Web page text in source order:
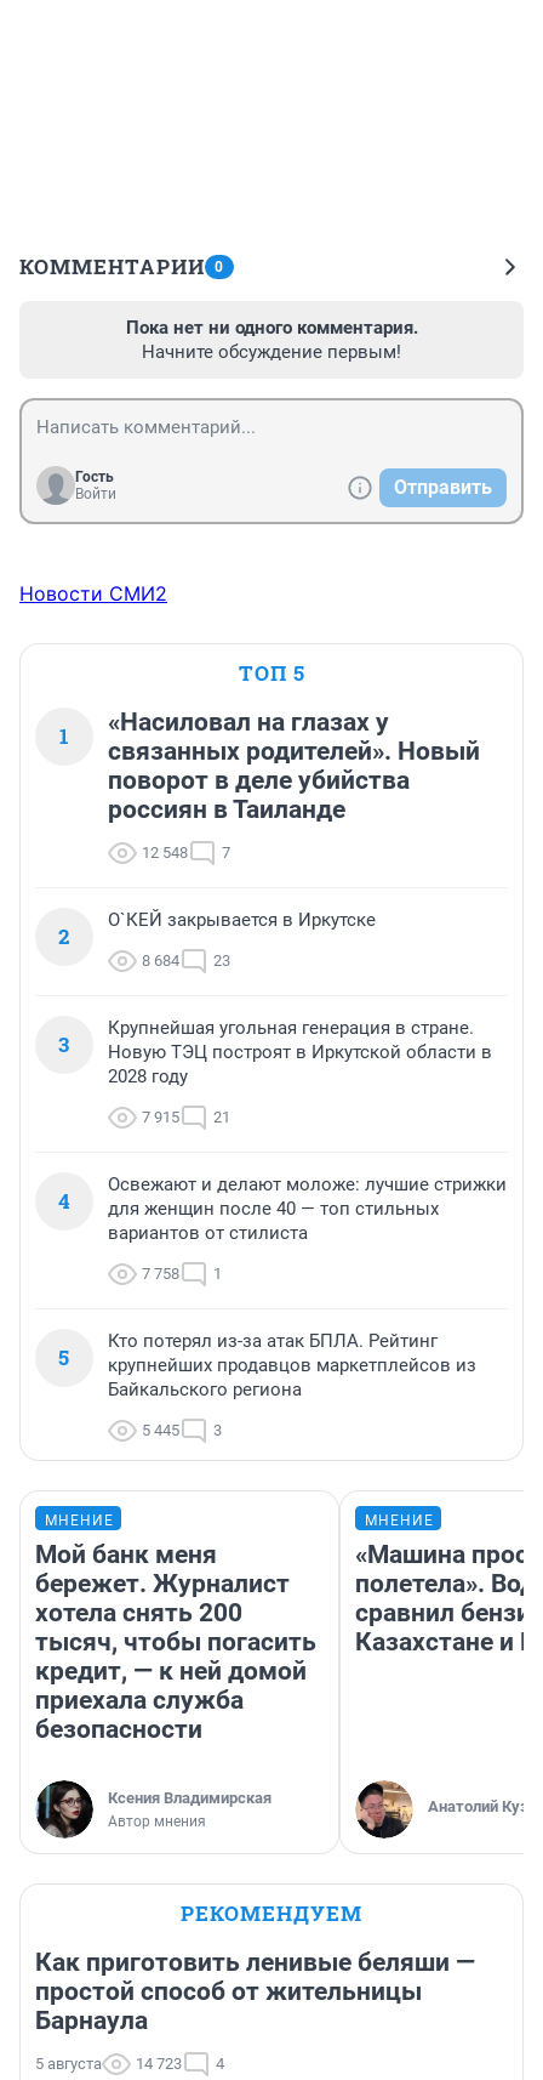
КОММЕНТАРИИ 0
Пока нет ни одного комментария.
Начните обсуждение первым!
Гость
Войти
Отправить
Новости СМИ2
ТОП 5
1
«Насиловал на глазах у
связанных родителей». Новый
поворот в деле убийства
россиян в Таиланде
12 548 7
2
О`КЕЙ закрывается в Иркутске
8 684 23
3
Крупнейшая угольная генерация в стране.
Новую ТЭЦ построят в Иркутской области в
2028 году
7 915 21
4
Освежают и делают моложе: лучшие стрижки
для женщин после 40 — топ стильных
вариантов от стилиста
7 758 1
5
Кто потерял из-за атак БПЛА. Рейтинг
крупнейших продавцов маркетплейсов из
Байкальского региона
5 445 3
МНЕНИЕ
Мой банк меня
бережет. Журналист
хотела снять 200
тысяч, чтобы погасить
кредит, — к ней домой
приехала служба
безопасности
Ксения Владимирская
Автор мнения
МНЕНИЕ
«Машина
полетела».
сравнил
Казахстане и
Анатолий
РЕКОМЕНДУЕМ
Как приготовить ленивые беляши —
простой способ от жительницы
Барнаула
5 августа 14 723 4